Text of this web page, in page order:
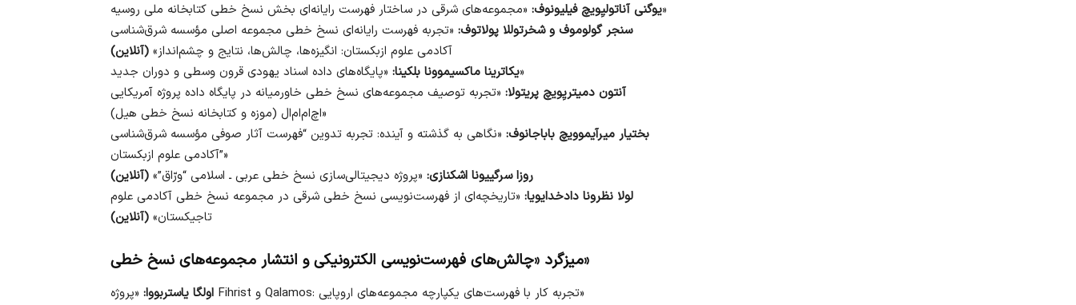
یوگنی آناتولیِویچ فیلیونوف:«مجموعه‌های شرقی در ساختار فهرست رایانه‌ای بخش نسخ خطی کتابخانه ملی روسیه»
سنجر گولوموف و شخرتوللا پولاتوف: «تجربه فهرست رایانه‌ای نسخ خطی مجموعه اصلی مؤسسه شرق‌شناسی
آکادمی علوم ازبکستان: انگیزه‌ها، چالش‌ها، نتایج و چشم‌انداز» (آنلاین)
یکاترینا ماکسیموونا بلکینا:«پایگاه‌های داده اسناد یهودی قرون وسطی و دوران جدید»
آنتون دمیتریِویچ پریتولا: «تجربه توصیف مجموعه‌های نسخ خطی خاورمیانه در پایگاه داده پروژه آمریکایی
اچ‌ام‌ام‌ال (موزه و کتابخانه نسخ خطی هیل)»
بختیار میرآیموویچ باباجانوف: «نگاهی به گذشته و آینده: تجربه تدوین “فهرست آثار صوفی مؤسسه شرق‌شناسی
آکادمی علوم ازبکستان”»
روزا سرگییونا اشکنازی: «پروژه دیجیتالی‌سازی نسخ خطی عربی ـ اسلامی “ورّاق”» (آنلاین)
لولا نظرونا دادخدایویا: «تاریخچه‌ای از فهرست‌نویسی نسخ خطی شرقی در مجموعه نسخ خطی آکادمی علوم
تاجیکستان» (آنلاین)
میزگرد «چالش‌های فهرست‌نویسی الکترونیکی و انتشار مجموعه‌های نسخ خطی»
اولگا یاستربووا: Fihrist Qalamos
: تجربه کار با فهرست‌های یکپارچه مجموعه‌های اروپایی»